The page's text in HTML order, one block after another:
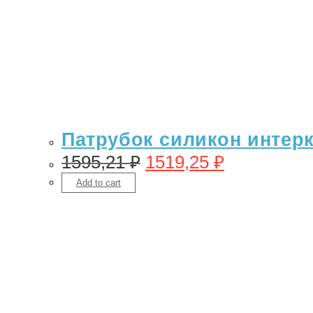
Патрубок силикон
1595,21₽ 1519,25 ₽
Add to cart